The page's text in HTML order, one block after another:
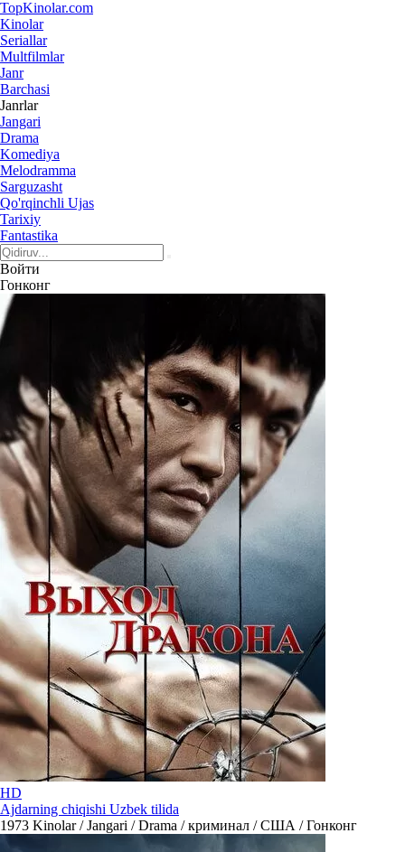
TopKinolar.com
Kinolar
Seriallar
Multfilmlar
Janr
Barchasi
Janrlar
Jangari
Drama
Komediya
Melodramma
Sarguzasht
Qo'rqinchli Ujas
Tarixiy
Fantastika
Войти
Гонконг
HD
Ajdarning chiqishi Uzbek tilida
1973 Kinolar / Jangari / Drama / криминал / США / Гонконг